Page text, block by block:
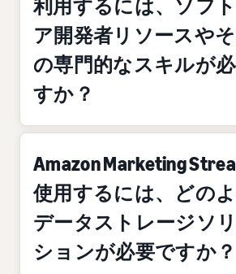
利用するには、ソフ
ア開発者リソースや
の専門的なスキルが
すか？
Amazon Marketing
使用するには、どの
データストレージソ
ションが必要ですか？